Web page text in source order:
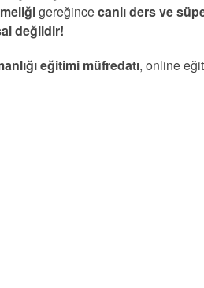
gereğincecanlı ders ve
değildir!
eğitimi müfredatı, online